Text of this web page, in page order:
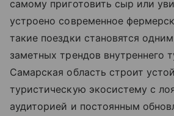
самому приготовить сыр или
устроено современное
такие поездки становятся
заметных трендов внутреннего
Самарская область строит
туристическую экосистему с
аудиторией и постоянным